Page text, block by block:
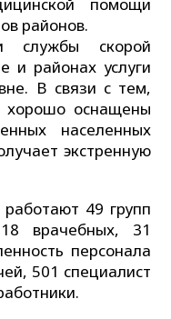
районов.
службы скорой
и районах услуги
В связи с тем,
хорошо оснащены
населенных
экстренную
49 групп
врачебных, 31
персонала
501 специалист